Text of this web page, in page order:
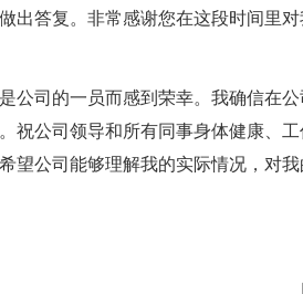
出答复。非常感谢您在这段时间里
公司的一员而感到荣幸。我确信在
祝公司领导和所有同事身体健康、
望公司能够理解我的实际情况，对
日